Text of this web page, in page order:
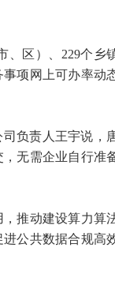
、区）、229个乡
事项网上可办率动
负责人王宇说，
无需企业自行准
推动建设算力算
公共数据合规高